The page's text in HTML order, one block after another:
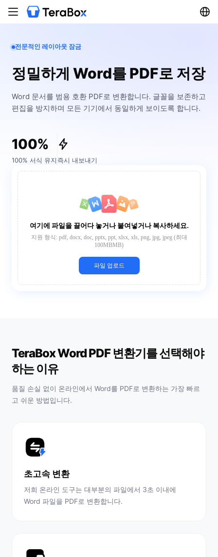
전문적인 레이아웃 잠금
정밀하게 Word를 PDF로 저장
Word 문서를 범용 호환 PDF로 변환합니다. 글꼴을 보존하고
편집을 방지하며 모든 기기에서 동일하게 보이도록 합니다.
100%
100% 서식 유지 즉시 내보내기
여기에 파일을 끌어다 놓거나 붙여넣거나 복사하세요.
지원 형식: pdf, docx, doc, pptx, ppt, xlsx, xls, png, jpg, jpeg (최대
100MBMB)
파일 업로드
TeraBox Word PDF 변환기를 선택해야
하는 이유
품질 손실 없이 온라인에서 Word를 PDF로 변환하는 가장 빠르
고 쉬운 방법입니다.
초고속 변환
저희 온라인 도구는 대부분의 파일에서 3초 이내에
Word 파일을 PDF로 변환합니다.